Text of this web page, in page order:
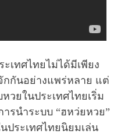
ะเทศไทยไม่ได้มีเพียง
กันอย่างแพร่หลาย แต่
วยในประเทศไทยเริ่ม
รนำระบบ “ฮหว่ยหวย”
ประเทศไทยนิยมเล่น